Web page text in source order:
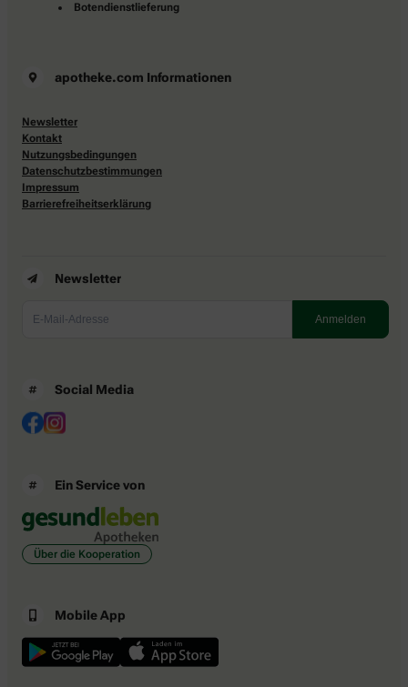
Botendienstlieferung
apotheke.com Informationen
Newsletter
Kontakt
Nutzungsbedingungen
Datenschutzbestimmungen
Impressum
Barrierefreiheitserklärung
Newsletter
Social Media
Ein Service von
Über die Kooperation
Mobile App